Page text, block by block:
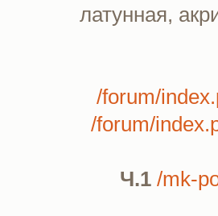
латунная,
/forum/
/forum/
Ч.1 /mk-